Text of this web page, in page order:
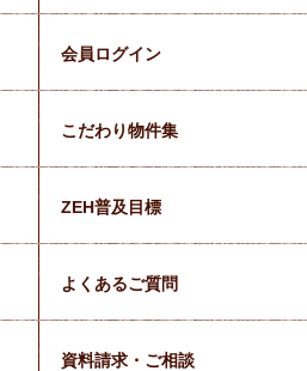
会員ログイン
こだわり物件集
ZEH普及目標
よくあるご質問
資料請求・ご相談